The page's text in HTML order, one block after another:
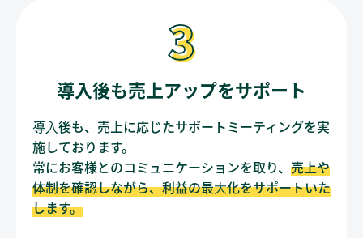
導入後も売上アップをサポート
導⼊後も、売上に応じたサポートミーティングを実
施しております。
常にお客様とのコミュニケーションを取り、 売上や
体制を確認しながら、利益の最⼤化をサポートいた
します。